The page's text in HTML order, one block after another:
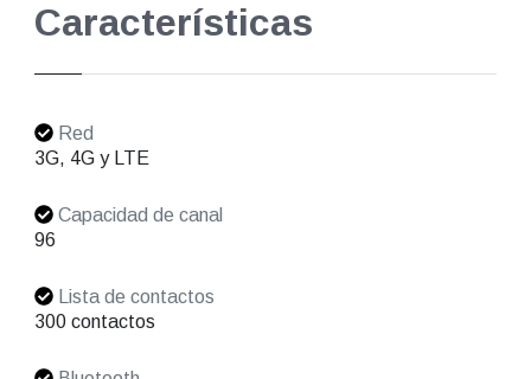
Características
Red
3G, 4G y LTE
Capacidad de canal
96
Lista de contactos
300 contactos